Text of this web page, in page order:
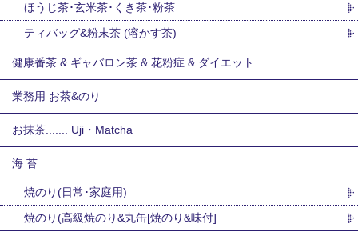
ほうじ茶･玄米茶･くき茶･粉茶
ティバッグ&粉末茶 (溶かす茶)
健康番茶 & ギャバロン茶 & 花粉症 & ダイエット
業務用 お茶&のり
お抹茶....... Uji・Matcha
海 苔
焼のり(日常･家庭用)
焼のり(高級焼のり&丸缶[焼のり&味付]